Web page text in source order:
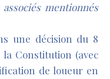
mentionnés
une décision du 8
Constitution (avec
de loueur en